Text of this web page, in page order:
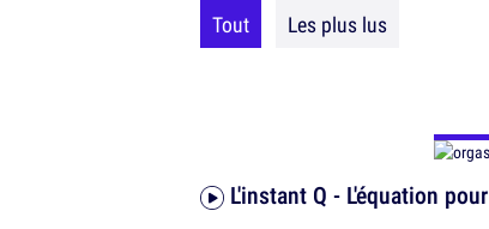
Tout Les plus lus
L'instant Q - L'équation